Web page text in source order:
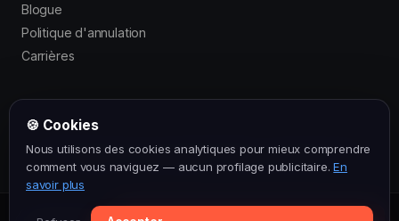
Blogue
Politique d'annulation
Carrières
© 2016–2026 Laser Force Drummondville. Tous droits réservés.
Politique de confidentialité
Conditions générales
🍪 Cookies
Nous utilisons des cookies analytiques pour mieux comprendre
comment vous naviguez — aucun profilage publicitaire.En
savoir plus